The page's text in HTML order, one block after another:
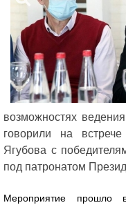
возможностях
говорили на
Ягубова с
под патронатом
Мероприятие прошло